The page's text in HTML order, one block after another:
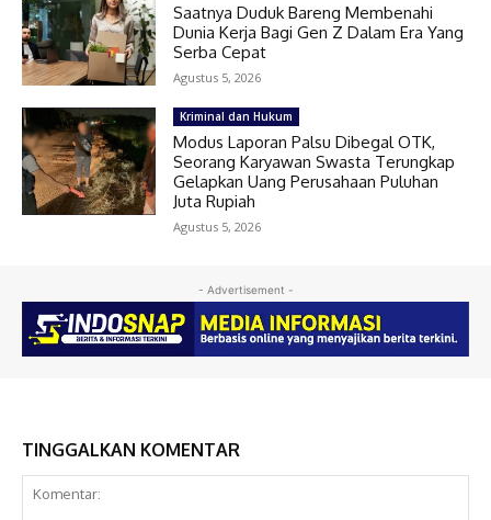
Saatnya Duduk Bareng Membenahi
Dunia Kerja Bagi Gen Z Dalam Era Yang
Serba Cepat
Agustus 5, 2026
Kriminal dan Hukum
Modus Laporan Palsu Dibegal OTK,
Seorang Karyawan Swasta Terungkap
Gelapkan Uang Perusahaan Puluhan
Juta Rupiah
Agustus 5, 2026
- Advertisement -
TINGGALKAN KOMENTAR